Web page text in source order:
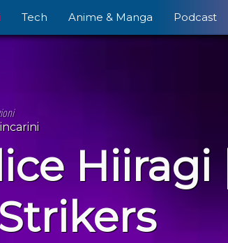
Tech Anime & Manga Podcast
Hiiragi